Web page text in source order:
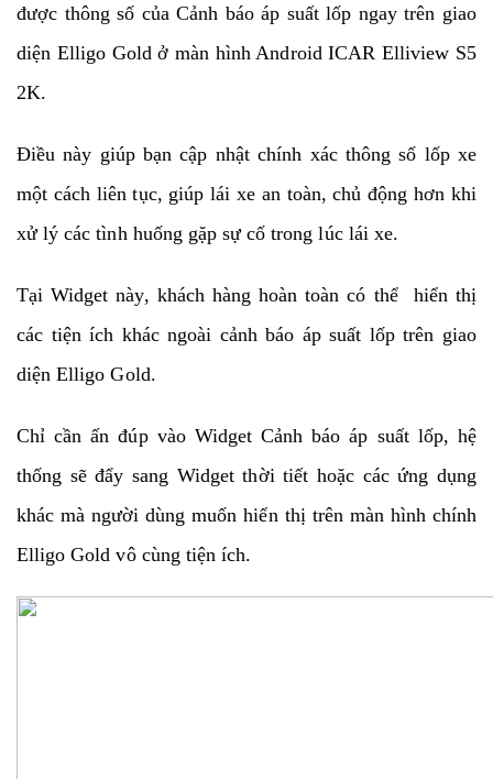
được thông số của Cảnh báo áp suất lốp ngay trên giao
diện Elligo Gold ở màn hình Android ICAR Elliview S5
2K.
Điều này giúp bạn cập nhật chính xác thông số lốp xe
một cách liên tục, giúp lái xe an toàn, chủ động hơn khi
xử lý các tình huống gặp sự cố trong lúc lái xe.
Tại Widget này, khách hàng hoàn toàn có thể hiển thị
các tiện ích khác ngoài cảnh báo áp suất lốp trên giao
diện Elligo Gold.
Chỉ cần ấn đúp vào Widget Cảnh báo áp suất lốp, hệ
thống sẽ đẩy sang Widget thời tiết hoặc các ứng dụng
khác mà người dùng muốn hiển thị trên màn hình chính
Elligo Gold vô cùng tiện ích.